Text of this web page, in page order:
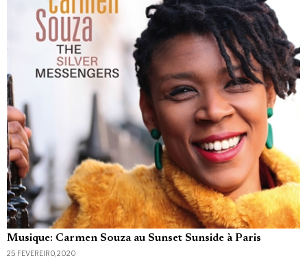
Musique: Carmen Souza au Sunset Sunside à Paris
25 FEVEREIRO, 2020